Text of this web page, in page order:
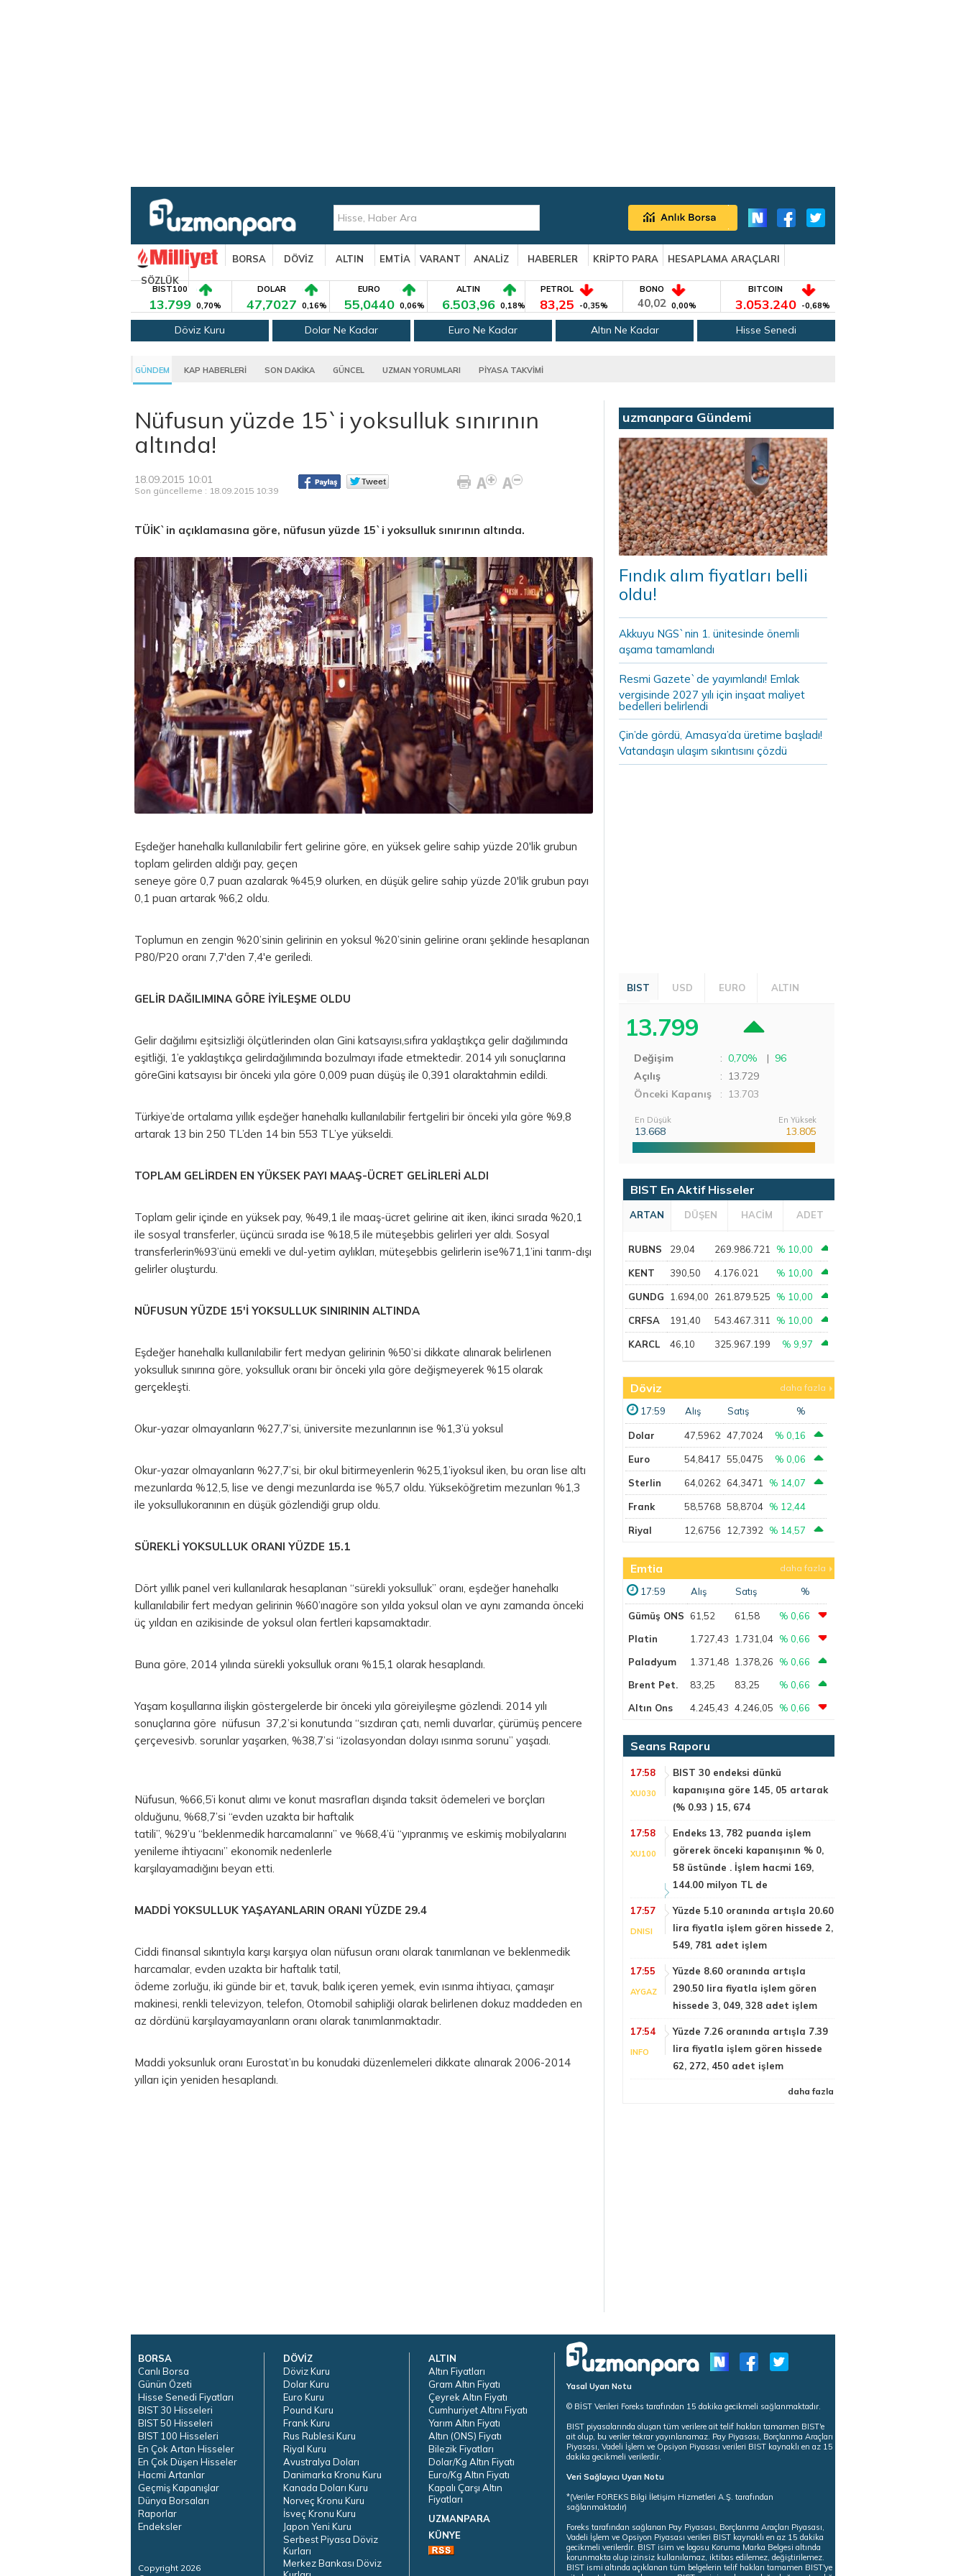
BORSA DÖVİZ ALTIN EMTİA VARANT ANALİZ HABERLER KRİPTO PARA
HESAPLAMA ARAÇLARI
SÖZLÜK
BIST100
13.799 0,70%
DOLAR
47,7027 0,16%
EURO
55,0440 0,06%
ALTIN
6.503,96 0,18%
PETROL
83,25 -0,35%
BONO
40,02 0,00%
BITCOIN
3.053.240 -0,68%
Döviz Kuru Dolar Ne Kadar Euro Ne Kadar Altın Ne Kadar Hisse Senedi
GÜNDEM KAP HABERLERİ SON DAKİKA GÜNCEL UZMAN YORUMLARI PİYASA TAKVİMİ
Nüfusun yüzde 15`i yoksulluk sınırının
altında!
18.09.2015 10:01
Son güncelleme : 18.09.2015 10:39
TÜİK`in açıklamasına göre, nüfusun yüzde 15`i yoksulluk sınırının altında.
Eşdeğer hanehalkı kullanılabilir fert gelirine göre, en yüksek gelire sahip yüzde 20'lik grubun
toplam gelirden aldığı pay, geçen
seneye göre 0,7 puan azalarak %45,9 olurken, en düşük gelire sahip yüzde 20'lik grubun payı
0,1 puan artarak %6,2 oldu.
Toplumun en zengin %20’sinin gelirinin en yoksul %20’sinin gelirine oranı şeklinde hesaplanan
P80/P20 oranı 7,7'den 7,4'e geriledi.
GELİR DAĞILIMINA GÖRE İYİLEŞME OLDU
Gelir dağılımı eşitsizliği ölçütlerinden olan Gini katsayısı,sıfıra yaklaştıkça gelir dağılımında
eşitliği, 1’e yaklaştıkça gelirdağılımında bozulmayı ifade etmektedir. 2014 yılı sonuçlarına
göreGini katsayısı bir önceki yıla göre 0,009 puan düşüş ile 0,391 olaraktahmin edildi.
Türkiye’de ortalama yıllık eşdeğer hanehalkı kullanılabilir fertgeliri bir önceki yıla göre %9,8
artarak 13 bin 250 TL’den 14 bin 553 TL’ye yükseldi.
TOPLAM GELİRDEN EN YÜKSEK PAYI MAAŞ-ÜCRET GELİRLERİ ALDI
Toplam gelir içinde en yüksek pay, %49,1 ile maaş-ücret gelirine ait iken, ikinci sırada %20,1
ile sosyal transferler, üçüncü sırada ise %18,5 ile müteşebbis gelirleri yer aldı. Sosyal
transferlerin%93’ünü emekli ve dul-yetim aylıkları, müteşebbis gelirlerin ise%71,1’ini tarım-dışı
gelirler oluşturdu.
NÜFUSUN YÜZDE 15'İ YOKSULLUK SINIRININ ALTINDA
Eşdeğer hanehalkı kullanılabilir fert medyan gelirinin %50’si dikkate alınarak belirlenen
yoksulluk sınırına göre, yoksulluk oranı bir önceki yıla göre değişmeyerek %15 olarak
gerçekleşti.
Okur-yazar olmayanların %27,7’si, üniversite mezunlarının ise %1,3’ü yoksul
Okur-yazar olmayanların %27,7’si, bir okul bitirmeyenlerin %25,1’iyoksul iken, bu oran lise altı
mezunlarda %12,5, lise ve dengi mezunlarda ise %5,7 oldu. Yükseköğretim mezunları %1,3
ile yoksullukoranının en düşük gözlendiği grup oldu.
SÜREKLİ YOKSULLUK ORANI YÜZDE 15.1
Dört yıllık panel veri kullanılarak hesaplanan “sürekli yoksulluk” oranı, eşdeğer hanehalkı
kullanılabilir fert medyan gelirinin %60’ınagöre son yılda yoksul olan ve aynı zamanda önceki
üç yıldan en azikisinde de yoksul olan fertleri kapsamaktadır.
Buna göre, 2014 yılında sürekli yoksulluk oranı %15,1 olarak hesaplandı.
Yaşam koşullarına ilişkin göstergelerde bir önceki yıla göreiyileşme gözlendi. 2014 yılı
sonuçlarına göre nüfusun 37,2’si konutunda “sızdıran çatı, nemli duvarlar, çürümüş pencere
çerçevesivb. sorunlar yaşarken, %38,7’si “izolasyondan dolayı ısınma sorunu” yaşadı.
Nüfusun, %66,5’i konut alımı ve konut masrafları dışında taksit ödemeleri ve borçları
olduğunu, %68,7’si “evden uzakta bir haftalık
tatili”, %29’u “beklenmedik harcamalarını” ve %68,4’ü “yıpranmış ve eskimiş mobilyalarını
yenileme ihtiyacını” ekonomik nedenlerle
karşılayamadığını beyan etti.
MADDİ YOKSULLUK YAŞAYANLARIN ORANI YÜZDE 29.4
Ciddi finansal sıkıntıyla karşı karşıya olan nüfusun oranı olarak tanımlanan ve beklenmedik
harcamalar, evden uzakta bir haftalık tatil,
ödeme zorluğu, iki günde bir et, tavuk, balık içeren yemek, evin ısınma ihtiyacı, çamaşır
makinesi, renkli televizyon, telefon, Otomobil sahipliği olarak belirlenen dokuz maddeden en
az dördünü karşılayamayanların oranı olarak tanımlanmaktadır.
Maddi yoksunluk oranı Eurostat’ın bu konudaki düzenlemeleri dikkate alınarak 2006-2014
yılları için yeniden hesaplandı.
uzmanpara Gündemi
Fındık alım fiyatları belli
oldu!
Akkuyu NGS`nin 1. ünitesinde önemli
aşama tamamlandı
Resmi Gazete`de yayımlandı! Emlak
vergisinde 2027 yılı için inşaat maliyet
bedelleri belirlendi
Çin’de gördü, Amasya’da üretime başladı!
Vatandaşın ulaşım sıkıntısını çözdü
BIST USD EURO ALTIN
13.799
Değişim : 0,70% | 96
Açılış
: 13.729
Önceki Kapanış
: 13.703
En Düşük
13.668
En Yüksek
13.805
BIST En Aktif Hisseler
ARTAN DÜŞEN HACİM ADET
RUBNS 29,04 269.986.721 % 10,00
KENT 390,50 4.176.021 % 10,00
GUNDG 1.694,00 261.879.525 % 10,00
CRFSA 191,40 543.467.311 % 10,00
KARCL 46,10 325.967.199 % 9,97
Döviz daha fazla
17:59 Alış Satış %
Dolar 47,5962 47,7024 % 0,16
Euro 54,8417 55,0475 % 0,06
Sterlin 64,0262 64,3471 % 14,07
Frank 58,5768 58,8704 % 12,44
Riyal 12,6756 12,7392 % 14,57
Emtia daha fazla
17:59 Alış Satış %
Gümüş ONS 61,52 61,58
% 0,66
Platin
1.727,43 1.731,04 % 0,66
Paladyum
1.371,48 1.378,26
% 0,66
Brent Pet.
83,25 83,25
% 0,66
Altın Ons
4.245,43 4.246,05 % 0,66
Seans Raporu
17:58
XU030
BIST 30 endeksi dünkü
kapanışına göre 145, 05 artarak
(% 0.93 ) 15, 674
17:58
XU100
Endeks 13, 782 puanda işlem
görerek önceki kapanışının % 0,
58 üstünde . İşlem hacmi 169,
144.00 milyon TL de
17:57
DNISI
Yüzde 5.10 oranında artışla 20.60
lira fiyatla işlem gören hissede 2,
549, 781 adet işlem
17:55
AYGAZ
Yüzde 8.60 oranında artışla
290.50 lira fiyatla işlem gören
hissede 3, 049, 328 adet işlem
17:54
INFO
Yüzde 7.26 oranında artışla 7.39
lira fiyatla işlem gören hissede
62, 272, 450 adet işlem
daha fazla
BORSA
Canlı Borsa
Günün Özeti
Hisse Senedi Fiyatları
BIST 30 Hisseleri
BIST 50 Hisseleri
BIST 100 Hisseleri
En Çok Artan Hisseler
En Çok Düşen Hisseler
Hacmi Artanlar
Geçmiş Kapanışlar
Dünya Borsaları
Raporlar
Endeksler
Copyright 2026
DÖVİZ
Döviz Kuru
Dolar Kuru
Euro Kuru
Pound Kuru
Frank Kuru
Rus Rublesi Kuru
Riyal Kuru
Avustralya Doları
Danimarka Kronu Kuru
Kanada Doları Kuru
Norveç Kronu Kuru
İsveç Kronu Kuru
Japon Yeni Kuru
Serbest Piyasa Döviz
Kurları
Merkez Bankası Döviz
ALTIN
Altın Fiyatları
Gram Altın Fiyatı
Çeyrek Altın Fiyatı
Cumhuriyet Altını Fiyatı
Yarım Altın Fiyatı
Altın (ONS) Fiyatı
Bilezik Fiyatları
Dolar/Kg Altın Fiyatı
Euro/Kg Altın Fiyatı
Kapalı Çarşı Altın
Fiyatları
UZMANPARA
KÜNYE
Yasal Uyarı Notu
© BİST Verileri Foreks tarafından 15 dakika gecikmeli sağlanmaktadır.
BIST piyasalarında oluşan tüm verilere ait telif hakları tamamen BIST'e
ait olup, bu veriler tekrar yayınlanamaz. Pay Piyasası, Borçlanma Araçları
Piyasası, Vadeli İşlem ve Opsiyon Piyasası verileri BIST kaynaklı en az 15
dakika gecikmeli verilerdir.
Veri Sağlayıcı Uyarı Notu
*(Veriler FOREKS Bilgi İletişim Hizmetleri A.Ş. tarafından
sağlanmaktadır)
Foreks tarafından sağlanan Pay Piyasası, Borçlanma Araçları Piyasası,
Vadeli İşlem ve Opsiyon Piyasası verileri BIST kaynaklı en az 15 dakika
gecikmeli verilerdir. BIST isim ve logosu Koruma Marka Belgesi altında
korunmakta olup izinsiz kullanılamaz, iktibas edilemez, değiştirilemez.
BIST ismi altında açıklanan tüm belgelerin telif hakları tamamen BIST'ye